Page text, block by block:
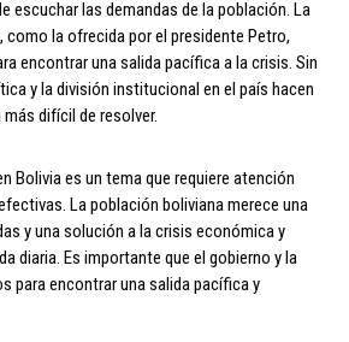
escuchar las demandas de la población. La
la ofrecida por el presidente Petro,
encontrar una salida pacífica a la crisis. Sin
y la división institucional en el país hacen
difícil de resolver.
Bolivia es un tema que requiere atención
La población boliviana merece una
y una solución a la crisis económica y
diaria. Es importante que el gobierno y la
para encontrar una salida pacífica y